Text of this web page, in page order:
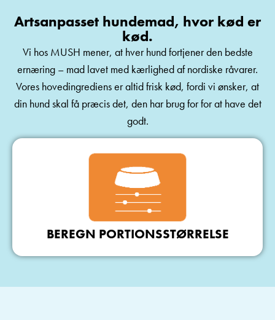
Artsanpasset hundemad, hvor kød er
kød.
Vi hos MUSH mener, at hver hund fortjener den bedste
ernæring – mad lavet med kærlighed af nordiske råvarer.
Vores hovedingrediens er altid frisk kød, fordi vi ønsker, at
din hund skal få præcis det, den har brug for for at have det
godt.
BEREGN PORTIONSSTØRRELSE